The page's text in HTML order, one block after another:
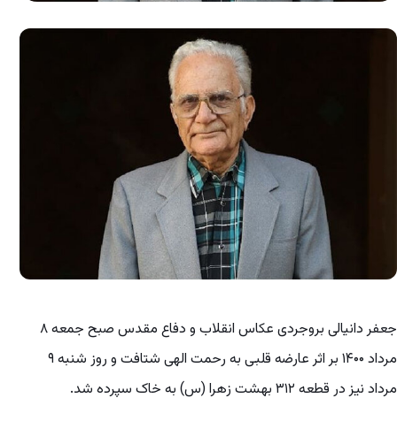
جعفر دانیالی بروجردی عکاس انقلاب و دفاع مقدس صبح جمعه ۸
مرداد ۱۴۰۰ بر اثر عارضه قلبی به رحمت الهی شتافت و روز شنبه ۹
مرداد نیز در قطعه ۳۱۲ بهشت زهرا (س) به خاک سپرده شد.